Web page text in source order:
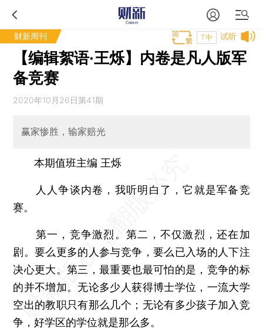
财新周刊 试听
T中
【编辑絮语·王烁】内卷是凡人版军
备竞赛
2020年10月26日第41期
赢家惨胜，输家赔光
本期值班主编 王烁
人人争谈内卷，我听明白了，它就是军备竞
赛。
第一，竞争激烈。第二，不仅激烈，还在加
剧。要么更多的人参与竞争，要么已入场的人下注
决心更大。第三，最重要也最可怕的是，竞争的标
的并不增加。无论多少人获得博士学位，一流大学
空出的教职只有那么几个；无论有多少孩子加入竞
争，好学区的学位就是那么多。